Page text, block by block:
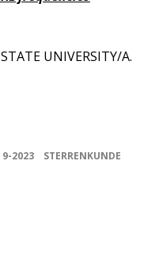
UNIVERSITY/A.
9-2023
STERRENKUNDE